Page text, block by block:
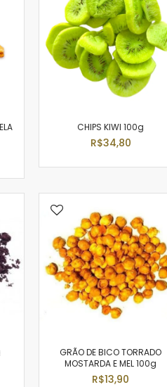
CHIPS KIWI 100g
R$34,80
GRÃO DE BICO TORRADO
MOSTARDA E MEL 100g
R$13,90